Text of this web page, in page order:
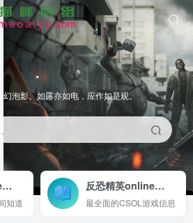
.
幻泡影。如露亦如电，应作如是观。
反恐精英online进入
知道
反恐精英online资讯
最全面的CSOL游戏信息